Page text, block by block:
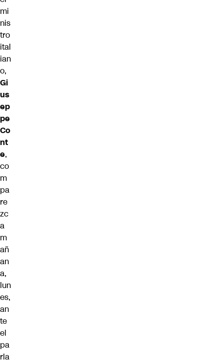
mi
nis
tro
ital
ian
o,
Gi
us
ep
pe
Co
nt
e,
co
m
pa
re
zc
a
m
añ
an
a,
lun
es,
an
te
el
pa
rla